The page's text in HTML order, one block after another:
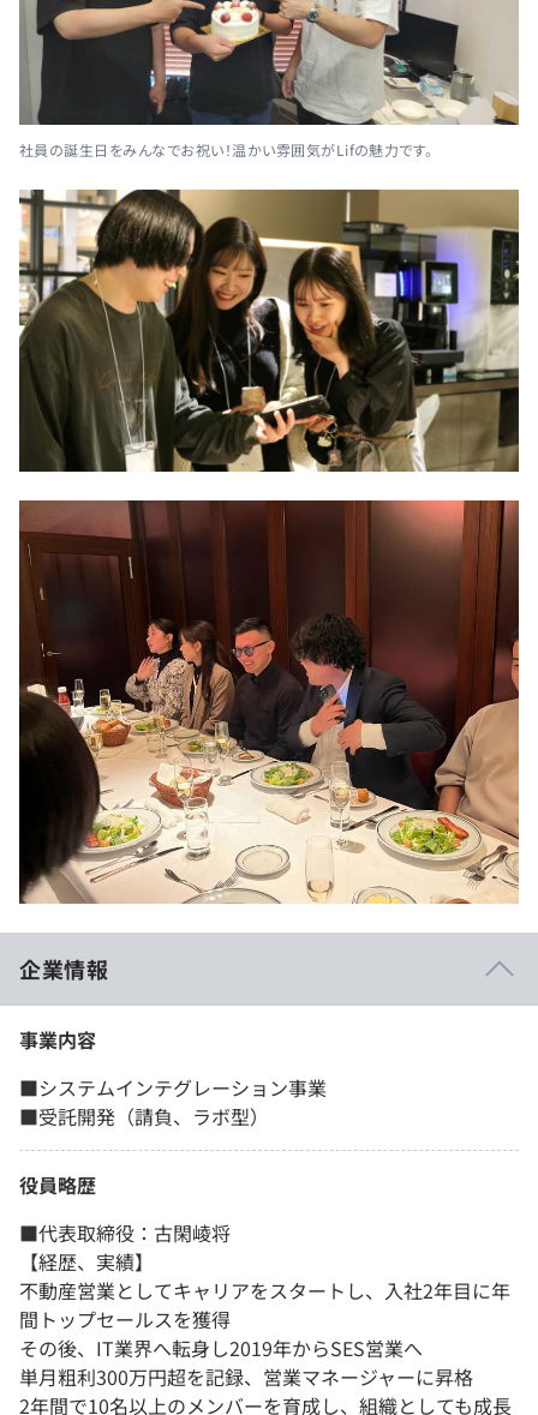
社員の誕生日をみんなでお祝い！温かい雰囲気がLifの魅力です。
企業情報
事業内容
■システムインテグレーション事業
■受託開発（請負、ラボ型）
役員略歴
■代表取締役：古閑崚将
【経歴、実績】
不動産営業としてキャリアをスタートし、入社2年目に年
間トップセールスを獲得
その後、IT業界へ転身し2019年からSES営業へ
単月粗利300万円超を記録、営業マネージャーに昇格
2年間で10名以上のメンバーを育成し、組織としても成長